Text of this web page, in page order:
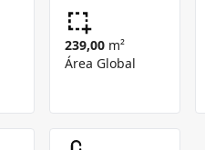
239,00 m²
Área Global